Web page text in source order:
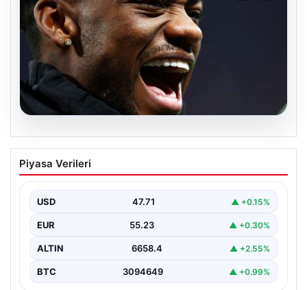
07.08.2026
Jhon Duran’ın Benfica Formasıyla İlk
Golü Sevinci
maçında adeta parladı ve taraftarların kalbini…
Piyasa Verileri
USD 47.71 ▲ +0.15%
EUR 55.23 ▲ +0.30%
ALTIN 6658.4 ▲ +2.55%
BTC 3094649 ▲ +0.99%